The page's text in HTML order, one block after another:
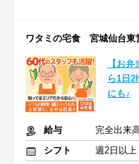
ワタミの宅食 宮城仙台東
【お
ら1日
にも♪
給与
完全出来
シフト
週2日以